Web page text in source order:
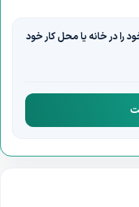
را در خانه یا محل کار خود